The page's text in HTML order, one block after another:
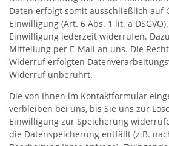
Daten erfolgt somit ausschließlich auf
Einwilligung (Art. 6 Abs. 1 lit. a
Einwilligung jederzeit widerrufen.
Mitteilung per E-Mail an uns. Die
Widerruf erfolgten
Widerruf unberührt.
Die von Ihnen im Kontaktformular
verbleiben bei uns, bis Sie uns zur
Einwilligung zur Speicherung
die Datenspeicherung entfällt (z.B.